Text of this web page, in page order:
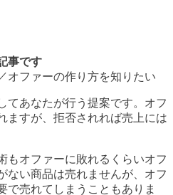
事です
オファーの作り方を知りたい
てあなたが行う提案です。オフ
ますが、拒否されれば売上には
もオファーに敗れるくらいオフ
ない商品は売れませんが、オフ
で売れてしまうこともありま